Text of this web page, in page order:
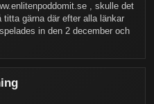
, skulle det
gärna där efter alla länkar
in den 2 december och